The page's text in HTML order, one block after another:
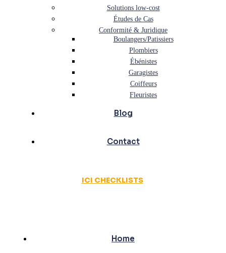
Solutions low-cost
Études de Cas
Conformité & Juridique
Boulangers/Patissiers
Plombiers
Ébénistes
Garagistes
Coiffeurs
Fleuristes
Blog
Contact
ICI CHECKLISTS
Home